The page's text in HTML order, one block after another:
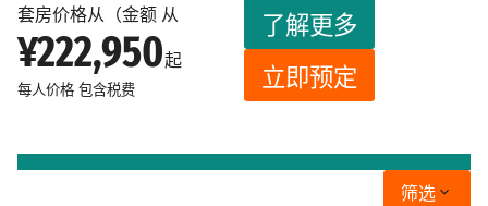
套房价格从（金额 从
¥222,950起
每人价格 包含税费
了解更多
立即预定
筛选